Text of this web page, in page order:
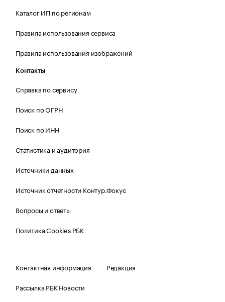
Каталог ИП по регионам
Правила использования сервиса
Правила использования изображений
Контакты
Справка по сервису
Поиск по ОГРН
Поиск по ИНН
Статистика и аудитория
Источники данных
Источник отчетности Контур.Фокус
Вопросы и ответы
Политика Cookies РБК
Контактная информация
Редакция
Рассылка РБК Новости